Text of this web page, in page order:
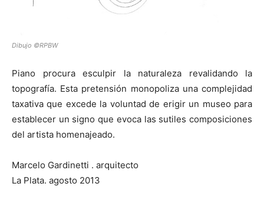
Dibujo ©RPBW
Piano procura esculpir la naturaleza revalidando la
topografía. Esta pretensión monopoliza una complejidad
taxativa que excede la voluntad de erigir un museo para
establecer un signo que evoca las sutiles composiciones
del artista homenajeado.
Marcelo Gardinetti . arquitecto
La Plata. agosto 2013